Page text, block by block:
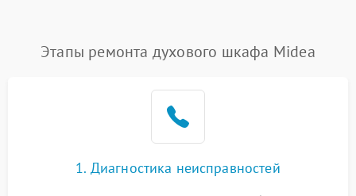
Этапы ремонта духового шкафа Midea
1. Диагностика неисправностей